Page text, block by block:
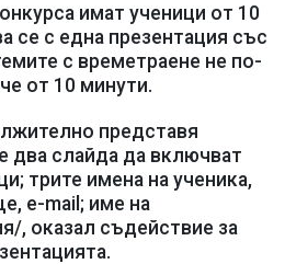
имат ученици от 10
се с една презентация със
с времетраене не по-
от 10 минути.
представя
два слайда да включват
трите имена на ученика,
e-mail; име на
, оказал съдействие за